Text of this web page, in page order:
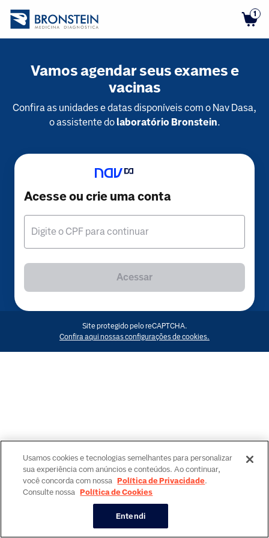
1
Vamos agendar seus exames e
vacinas
Confira as unidades e datas disponíveis com o Nav Dasa,
o assistente dolaboratório Bronstein.
Acesse ou crie uma conta
Digite o CPF para continuar
Acessar
Site protegido pelo reCAPTCHA.
Confira aqui nossas configurações de cookies.
Usamos cookies e tecnologias semelhantes para personalizar
sua experiência com anúncios e conteúdos. Ao continuar,
você concorda com nossa Política de Privacidade.
Consulte nossa Política de Cookies
Entendi